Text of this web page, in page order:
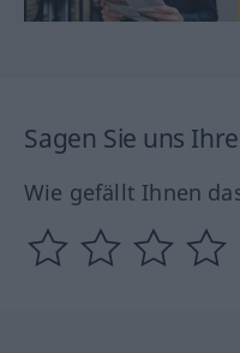
Sagen Sie uns
Wie gefällt Ihnen